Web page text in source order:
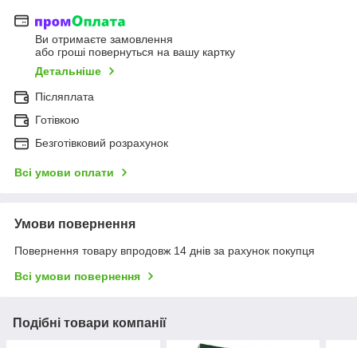
Ви отримаєте замовлення
або гроші повернуться на вашу картку
Детальніше
Післяплата
Готівкою
Безготівковий розрахунок
Всі умови оплати
Умови повернення
Повернення товару впродовж 14 днів за рахунок покупця
Всі умови повернення
Подібні товари компанії